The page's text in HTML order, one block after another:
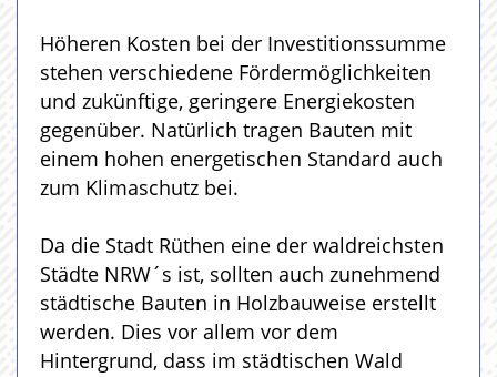
Höheren Kosten bei der Investitionssumme
stehen verschiedene Fördermöglichkeiten
und zukünftige, geringere Energiekosten
gegenüber. Natürlich tragen Bauten mit
einem hohen energetischen Standard auch
zum Klimaschutz bei.
Da die Stadt Rüthen eine der waldreichsten
Städte NRW´s ist, sollten auch zunehmend
städtische Bauten in Holzbauweise erstellt
werden. Dies vor allem vor dem
Hintergrund, dass im städtischen Wald